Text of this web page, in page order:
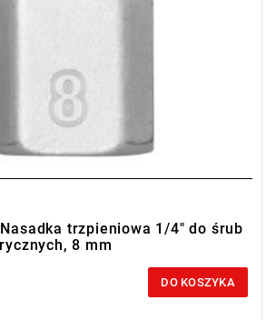
trzpieniowa 1/4" do śrub
8 mm
DO KOSZYKA